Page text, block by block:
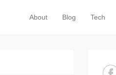
Primäres Menü
Zum Inhalt springen
About Blog Tech